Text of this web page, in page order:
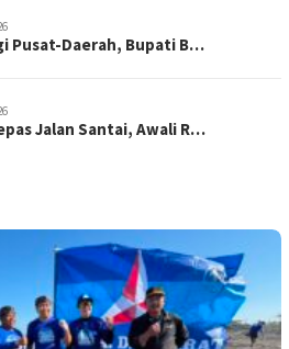
Pusat-Daerah, Bupati B…
Jalan Santai, Awali R…